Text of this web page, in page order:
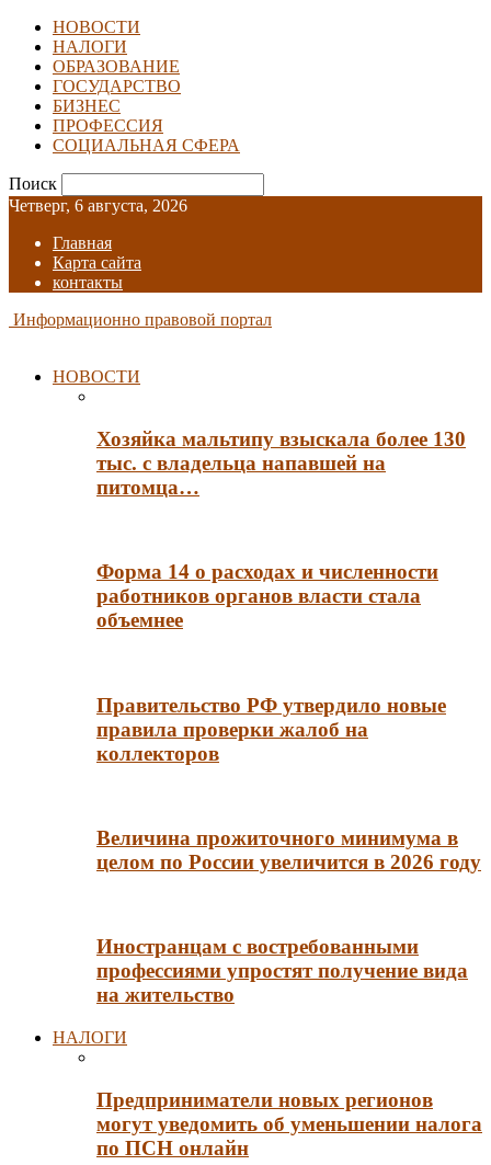
НОВОСТИ
НАЛОГИ
ОБРАЗОВАНИЕ
ГОСУДАРСТВО
БИЗНЕС
ПРОФЕССИЯ
СОЦИАЛЬНАЯ СФЕРА
Поиск
Четверг, 6 августа, 2026
Главная
Карта сайта
контакты
Информационно правовой портал
НОВОСТИ
Хозяйка мальтипу взыскала более 130
тыс. с владельца напавшей на
питомца…
Форма 14 о расходах и численности
работников органов власти стала
объемнее
Правительство РФ утвердило новые
правила проверки жалоб на
коллекторов
Величина прожиточного минимума в
целом по России увеличится в 2026 году
Иностранцам с востребованными
профессиями упростят получение вида
на жительство
НАЛОГИ
Предприниматели новых регионов
могут уведомить об уменьшении налога
по ПСН онлайн